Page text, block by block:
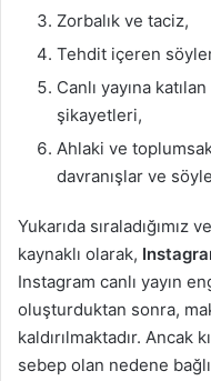
Zorbalık ve taciz,
Tehdit içeren
Canlı yayına
şikayetleri,
Ahlaki ve
davranışlar ve
Yukarıda
kaynaklı olarak,
Instagram canlı yayın
oluşturduktan sonra,
kaldırılmaktadır. Ancak
sebep olan nedene